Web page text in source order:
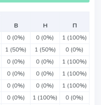
В Н
П
0 (0%) 0 (0%)
1 (100%)
1 (50%) 1 (50%)
0 (0%)
0 (0%) 0 (0%)
1 (100%)
0 (0%) 0 (0%)
1 (100%)
0 (0%) 0 (0%)
1 (100%)
0 (0%) 1 (100%)
0 (0%)